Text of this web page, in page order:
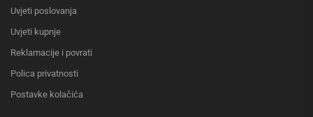
Uvjeti poslovanja
Uvjeti kupnje
Reklamacije i povrati
Polica privatnosti
Postavke kolačića